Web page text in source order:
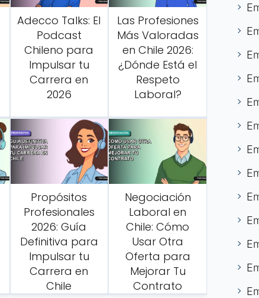
Adecco Talks: El
Podcast
Chileno para
Impulsar tu
Carrera en
2026
Las Profesiones
Más Valoradas
en Chile 2026:
¿Dónde Está el
Respeto
Laboral?
Propósitos
Profesionales
2026: Guía
Definitiva para
Impulsar tu
Carrera en
Chile
Negociación
Laboral en
Chile: Cómo
Usar Otra
Oferta para
Mejorar Tu
Contrato